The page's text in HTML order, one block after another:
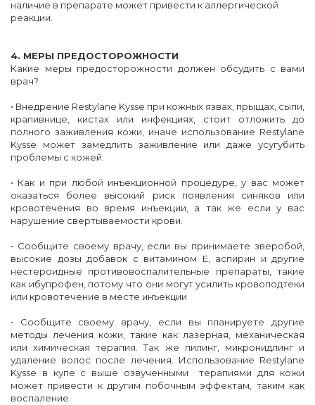
наличие в препарате может привести к аллергической
реакции.
4. МЕРЫ ПРЕДОСТОРОЖНОСТИ
Какие меры предосторожности должен обсудить с вами
врач?
• Внедрение Restylane Kysse при кожных язвах, прыщах, сыпи,
крапивнице, кистах или инфекциях, стоит отложить до
полного заживления кожи, иначе использование Restylane
Kysse может замедлить заживление или даже усугубить
проблемы с кожей.
• Как и при любой инъекционной процедуре, у вас может
оказаться более высокий риск появления синяков или
кровотечения во время инъекции, а так же если у вас
нарушение свертываемости крови.
• Сообщите своему врачу, если вы принимаете зверобой,
высокие дозы добавок с витамином Е, аспирин и другие
нестероидные противовоспалительные препараты, такие
как ибупрофен, потому что они могут усилить кровоподтеки
или кровотечение в месте инъекции
• Сообщите своему врачу, если вы планируете другие
методы лечения кожи, такие как лазерная, механическая
или химическая терапия. Так же пилинг, микронидлинг и
удаление волос после лечения. Использование Restylane
Kysse в купе с выше озвученными терапиями для кожи
может привести к другим побочным эффектам, таким как
воспаление.